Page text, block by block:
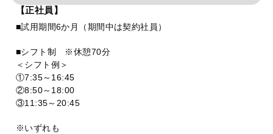
【正社員】
■試用期間6か月（期間中は契約社員）
■シフト制 ※休憩70分
＜シフト例＞
①7:35～16:45
②8:50～18:00
③11:35～20:45
※いずれも